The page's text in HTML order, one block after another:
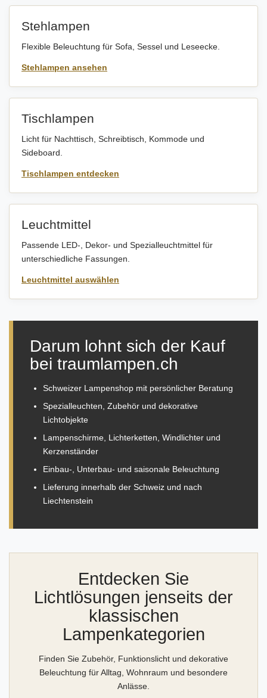
Stehlampen
Flexible Beleuchtung für Sofa, Sessel und Leseecke.
Stehlampen ansehen
Tischlampen
Licht für Nachttisch, Schreibtisch, Kommode und
Sideboard.
Tischlampen entdecken
Leuchtmittel
Passende LED-, Dekor- und Spezialleuchtmittel für
unterschiedliche Fassungen.
Leuchtmittel auswählen
Darum lohnt sich der Kauf
bei traumlampen.ch
Schweizer Lampenshop mit persönlicher Beratung
Spezialleuchten, Zubehör und dekorative
Lichtobjekte
Lampenschirme, Lichterketten, Windlichter und
Kerzenständer
Einbau-, Unterbau- und saisonale Beleuchtung
Lieferung innerhalb der Schweiz und nach
Liechtenstein
Entdecken Sie
Lichtlösungen jenseits der
klassischen
Lampenkategorien
Finden Sie Zubehör, Funktionslicht und dekorative
Beleuchtung für Alltag, Wohnraum und besondere
Anlässe.